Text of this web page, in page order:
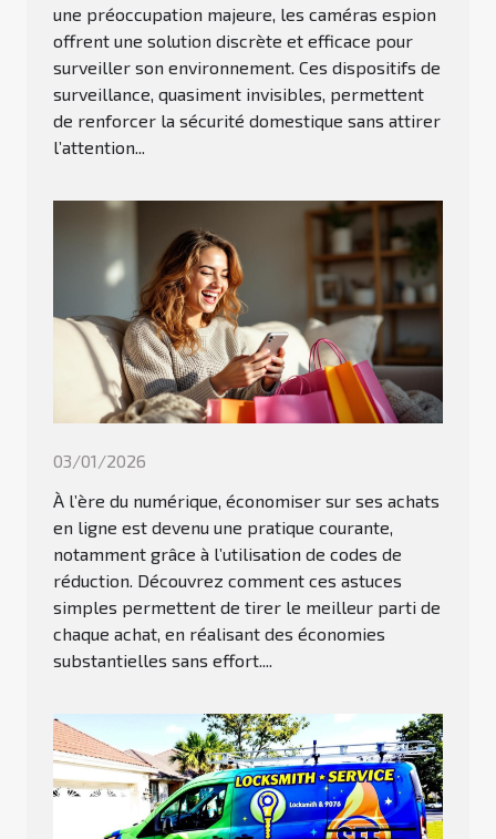
une préoccupation majeure, les caméras espion
offrent une solution discrète et efficace pour
surveiller son environnement. Ces dispositifs de
surveillance, quasiment invisibles, permettent
de renforcer la sécurité domestique sans attirer
l’attention...
03/01/2026
À l’ère du numérique, économiser sur ses achats
en ligne est devenu une pratique courante,
notamment grâce à l’utilisation de codes de
réduction. Découvrez comment ces astuces
simples permettent de tirer le meilleur parti de
chaque achat, en réalisant des économies
substantielles sans effort....